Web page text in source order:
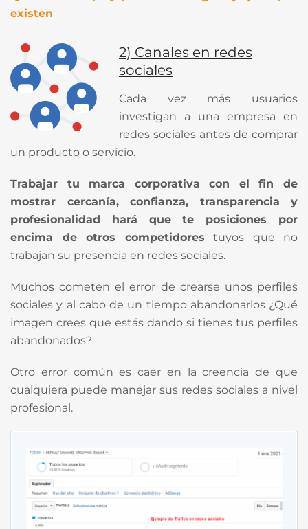
existen
2) Canales en redes
sociales
Cada vez más usuarios
investigan a una empresa en
redes sociales antes de comprar
un producto o servicio.
Trabajar tu marca corporativa con el fin de
mostrar cercanía, confianza, transparencia y
profesionalidad hará que te posiciones por
encima de otros competidores tuyos que no
trabajan su presencia en redes sociales.
Muchos cometen el error de crearse unos perfiles
sociales y al cabo de un tiempo abandonarlos ¿Qué
imagen crees que estás dando si tienes tus perfiles
abandonados?
Otro error común es caer en la creencia de que
cualquiera puede manejar sus redes sociales a nivel
profesional.